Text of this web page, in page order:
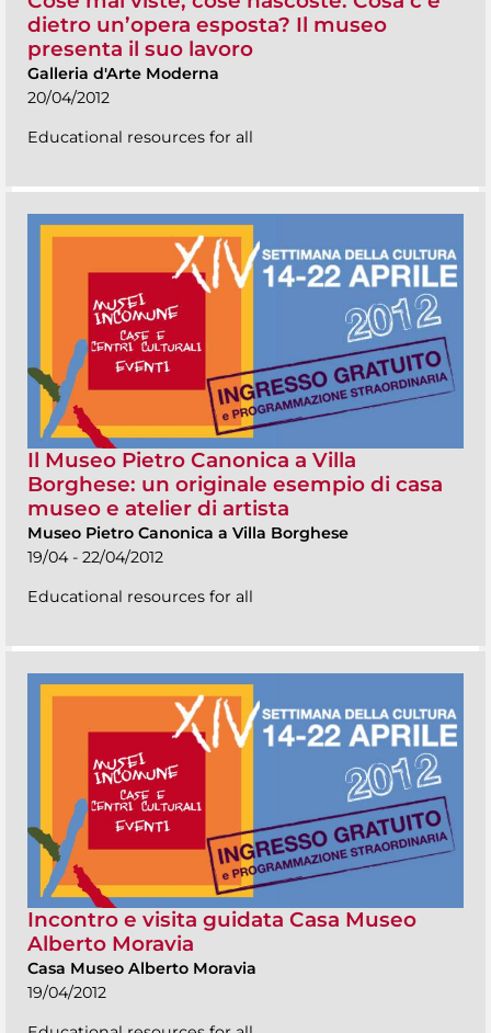
dietro un’opera esposta? Il museo
presenta il suo lavoro
Galleria d'Arte Moderna
20/04/2012
Educational resources for all
Il Museo Pietro Canonica a Villa
Borghese: un originale esempio di casa
museo e atelier di artista
Museo Pietro Canonica a Villa Borghese
19/04 - 22/04/2012
Educational resources for all
Incontro e visita guidata Casa Museo
Alberto Moravia
Casa Museo Alberto Moravia
19/04/2012